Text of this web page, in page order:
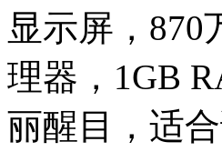
显示屏，870
理器，1GB
丽醒目，适